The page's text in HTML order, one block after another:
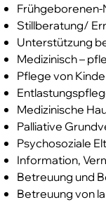
Stillberatung/
Unterstützung
Medizinisch –
Pflege von
Medizinische
Palliative
Psychosoziale
Information,
Betreuung und
Betreuung von